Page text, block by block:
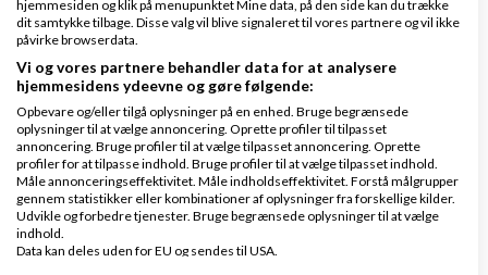
Lav løn på et øjeblik–nemt, sikkert
og billigt. Opret gratis konto.
www.danlon.dk/
Køb en virksomhed
Køb en virksomhed med
kunder og omsætning hos Saxis
www.saxis.dk
hjemmesiden og klik på menupunktet Mine data, på den side kan du trække
dit samtykke tilbage. Disse valg vil blive signaleret til vores partnere og vil ikke
påvirke browserdata.
Vi og vores partnere behandler data for at analysere
hjemmesidens ydeevne og gøre følgende:
Opbevare og/eller tilgå oplysninger på en enhed. Bruge begrænsede
oplysninger til at vælge annoncering. Oprette profiler til tilpasset
annoncering. Bruge profiler til at vælge tilpasset annoncering. Oprette
profiler for at tilpasse indhold. Bruge profiler til at vælge tilpasset indhold.
Måle annonceringseffektivitet. Måle indholdseffektivitet. Forstå målgrupper
gennem statistikker eller kombinationer af oplysninger fra forskellige kilder.
Udvikle og forbedre tjenester. Bruge begrænsede oplysninger til at vælge
indhold.
Data kan deles uden for EU og sendes til USA.